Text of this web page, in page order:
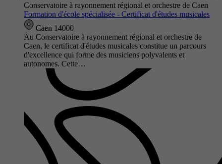
Conservatoire à rayonnement régional et orchestre de Caen
Formation d'école spécialisée - Certificat d'études musicales
Caen 14000
Au Conservatoire à rayonnement régional et orchestre de
Caen, le certificat d'études musicales constitue un parcours
d'excellence qui forme des musiciens polyvalents et
autonomes. Cette…